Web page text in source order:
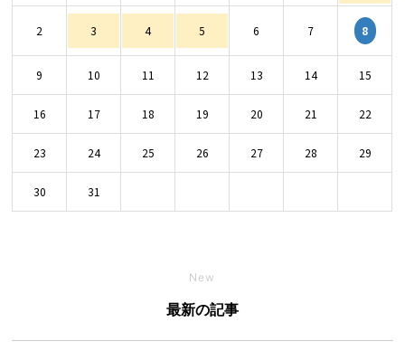
2 3 4 5 6 7 8
9 10 11 12 13 14 15
16 17 18 19 20 21 22
23 24 25 26 27 28 29
30 31
New
最新の記事